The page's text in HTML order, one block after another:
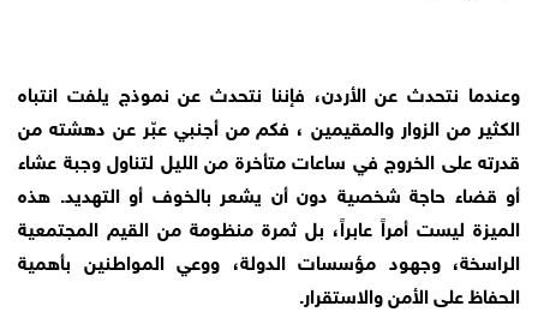
وعندما نتحدث عن الأردن، فإننا نتحدث عن نموذج يلفت انتباه
الكثير من الزوار والمقيمين ، فكم من أجنبي عبّر عن دهشته من
قدرته على الخروج في ساعات متأخرة من الليل لتناول وجبة عشاء
أو قضاء حاجة شخصية دون أن يشعر بالخوف أو التهديد. هذه
الميزة ليست أمراً عابراً، بل ثمرة منظومة من القيم المجتمعية
الراسخة، وجهود مؤسسات الدولة، ووعي المواطنين بأهمية
الحفاظ على الأمن والاستقرار.